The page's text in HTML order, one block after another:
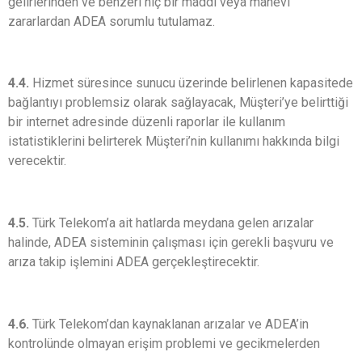
zararlardan ADEA sorumlu tutulamaz.
4.4. Hizmet süresince sunucu üzerinde belirlenen kapasitede
bağlantıyı problemsiz olarak sağlayacak, Müşteri’ye belirttiği
bir internet adresinde düzenli raporlar ile kullanım
istatistiklerini belirterek Müşteri’nin kullanımı hakkında bilgi
verecektir.
4.5. Türk Telekom’a ait hatlarda meydana gelen arızalar
halinde, ADEA sisteminin çalışması için gerekli başvuru ve
arıza takip işlemini ADEA gerçekleştirecektir.
4.6. Türk Telekom’dan kaynaklanan arızalar ve ADEA’in
kontrolünde olmayan erişim problemi ve gecikmelerden